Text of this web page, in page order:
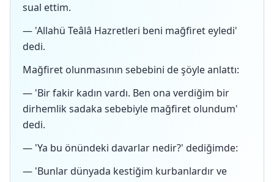
sual ettim.
— 'Allahü Teâlâ Hazretleri beni mağfiret eyledi'
dedi.
Mağfiret olunmasının sebebini de şöyle anlattı:
— 'Bir fakir kadın vardı. Ben ona verdiğim bir
dirhemlik sadaka sebebiyle mağfiret olundum'
dedi.
— 'Ya bu önündeki davarlar nedir?' dediğimde:
— 'Bunlar dünyada kestiğim kurbanlardır ve